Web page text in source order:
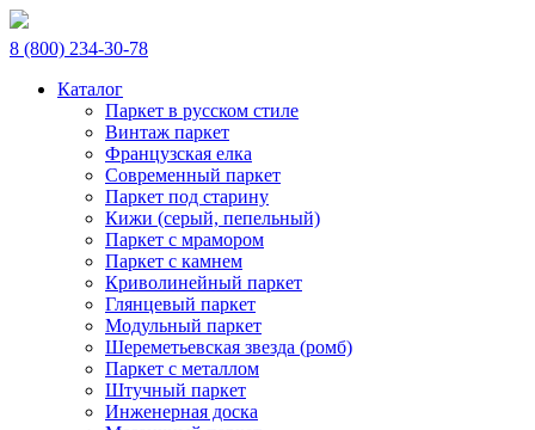
8 (800) 234-30-78
Каталог
Паркет в русском стиле
Винтаж паркет
Французская елка
Современный паркет
Паркет под старину
Кижи (серый, пепельный)
Паркет с мрамором
Паркет с камнем
Криволинейный паркет
Глянцевый паркет
Модульный паркет
Шереметьевская звезда (ромб)
Паркет с металлом
Штучный паркет
Инженерная доска